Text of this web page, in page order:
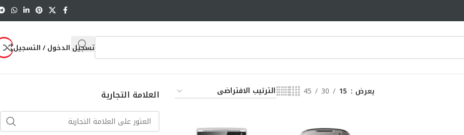
تسجيل الدخول / التسجيل
يعرض 15
30
45 العلامة التجارية